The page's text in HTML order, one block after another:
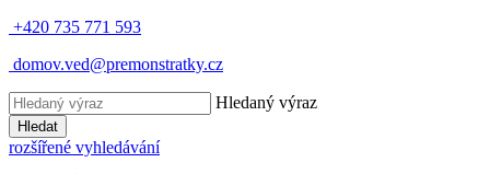
+420 735 771 593
domov.ved@premonstratky.cz
Hledaný výraz
Hledat
rozšířené vyhledávání